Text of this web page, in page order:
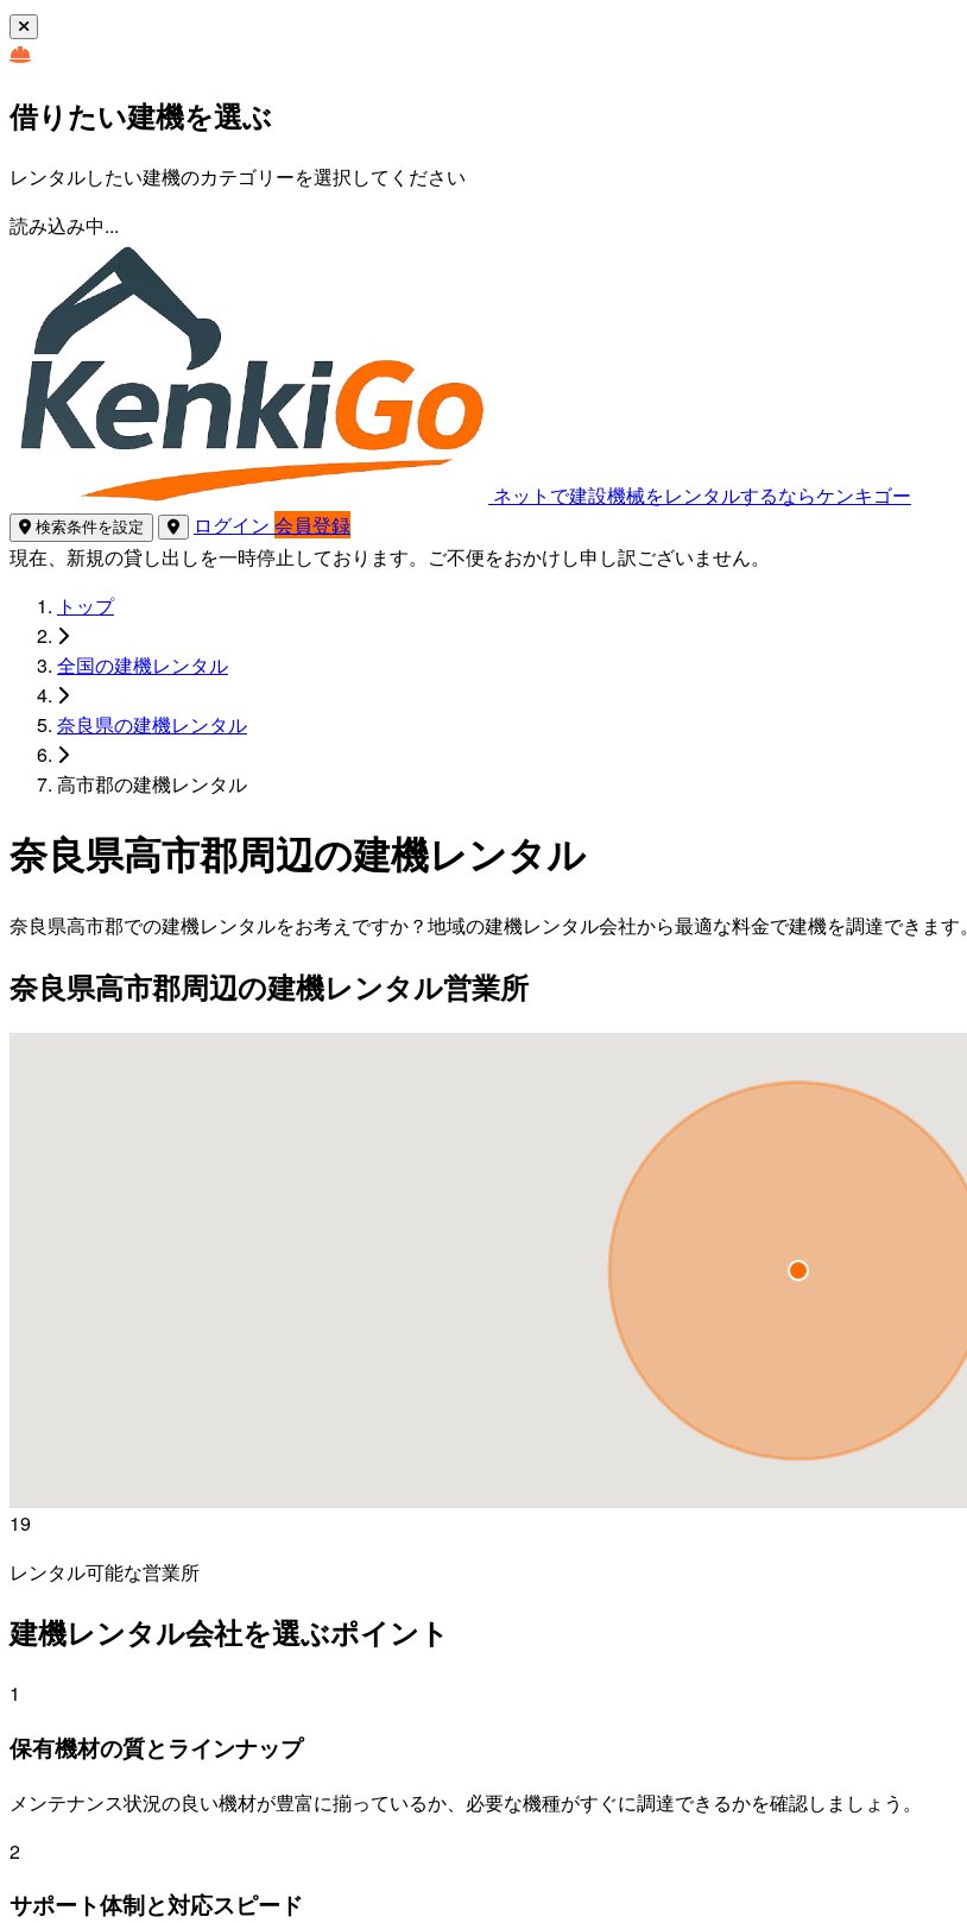
借りたい建機を選ぶ
レンタルしたい建機のカテゴリーを選択してください
読み込み中...
ネットで建設機械をレンタルするならケンキゴー
検索条件を設定 ログイン 会員登録
現在、新規の貸し出しを一時停止しております。ご不便をおかけし申し訳ございません。
トップ
全国の建機レンタル
奈良県の建機レンタル
高市郡の建機レンタル
奈良県高市郡周辺の建機レンタル
奈良県高市郡での建機レンタルをお考えですか？地域の建機レンタル会社から最適な料金で建機を調達できます。
奈良県高市郡周辺の建機レンタル営業所
19
レンタル可能な営業所
建機レンタル会社を選ぶポイント
1
保有機材の質とラインナップ
メンテナンス状況の良い機材が豊富に揃っているか、必要な機種がすぐに調達できるかを確認しましょう。
2
サポート体制と対応スピード